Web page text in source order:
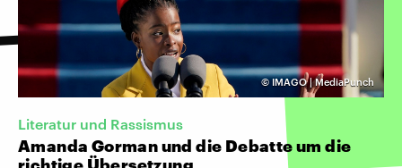
©IMAGO | MediaPunch
Literatur und Rassismus
Amanda Gorman und die Debatte um die